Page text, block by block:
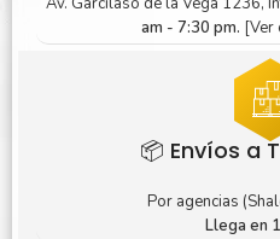
am - 7:30 pm. [Ver
📦 Envíos a
Por agencias
Llega en